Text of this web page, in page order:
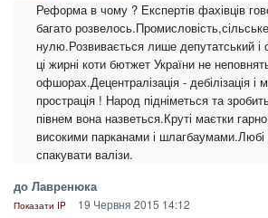
Реформа в чому ? Експертів фахівців
багато
нулю.Розвивається лише депутатський і
ці жирні коти бютжет України не
офшорах.Децентралізація - дебілізація і
прострація ! Народ підніметься та
півнем вона назветься.Круті маєтки
високими парканами і шлагбаумами.Любі
спакувати валізи.
до Лавренюка
Показати IP 19 Червня 2015 14:12